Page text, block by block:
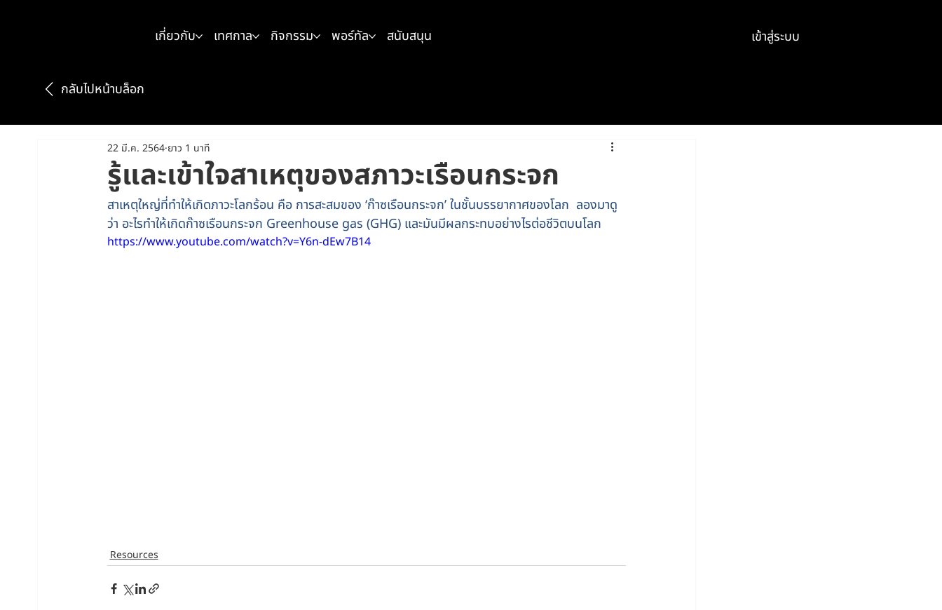
เข้าสู่ระบบ
เกี่ยวกับ เทศกาล กิจกรรม พอร์ทัล สนับสนุน
กลับไปหน้าบล็อก
รู้และเข้าใจสาเหตุของสภาวะเรือนกระจก
22 มี.ค. 2564 ยาว 1 นาที
สาเหตุใหญ่ที่ทำให้เกิดภาวะโลกร้อน คือ การสะสมของ ‘ก๊าซเรือนกระจก’ ในชั้นบรรยากาศของโลก  ลองมาดู
ว่า อะไรทำให้เกิดก๊าซเรือนกระจก Greenhouse gas (GHG) และมันมีผลกระทบอย่างไรต่อชีวิตบนโลก
https://www.youtube.com/watch?v=Y6n-dEw7B14
Resources